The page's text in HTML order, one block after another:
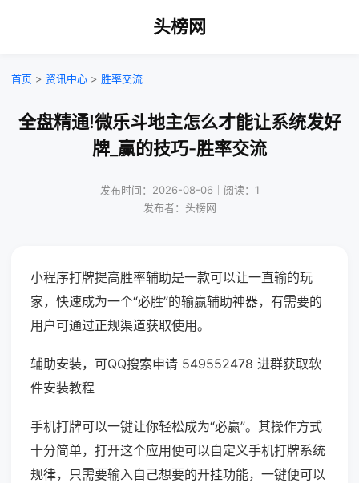
头榜网
首页 > 资讯中心 > 胜率交流
全盘精通!微乐斗地主怎么才能让系统发好
牌_赢的技巧-胜率交流
发布时间：2026-08-06｜阅读：1
发布者：头榜网
小程序打牌提高胜率辅助是一款可以让一直输的玩
家，快速成为一个“必胜”的输赢辅助神器，有需要的
用户可通过正规渠道获取使用。
辅助安装，可QQ搜索申请 549552478 进群获取软
件安装教程
手机打牌可以一键让你轻松成为“必赢”。其操作方式
十分简单，打开这个应用便可以自定义手机打牌系统
规律，只需要输入自己想要的开挂功能，一键便可以